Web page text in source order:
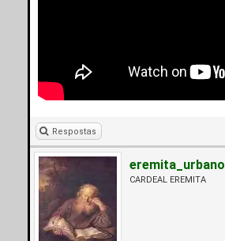
Respostas
eremita_urbano
CARDEAL EREMITA